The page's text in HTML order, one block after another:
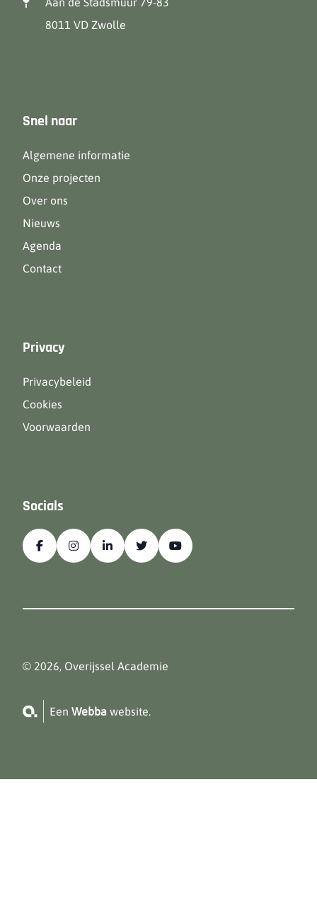
8011 VD Zwolle
Snel naar
Algemene informatie
Onze projecten
Over ons
Nieuws
Agenda
Contact
Privacy
Privacybeleid
Cookies
Voorwaarden
Socials
© 2026, Overijssel Academie
EenWebba website.